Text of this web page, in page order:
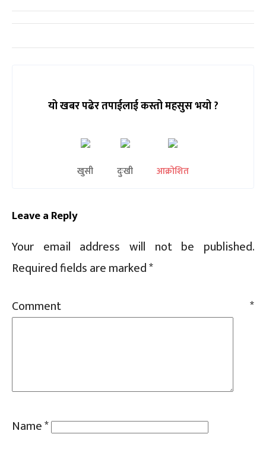
यो खबर पढेर तपाईलाई कस्तो महसुस भयो ?
खुसी दुःखी आक्रोशित
Leave a Reply
Your email address will not be published.
Required fields are marked*
Comment *
Name*